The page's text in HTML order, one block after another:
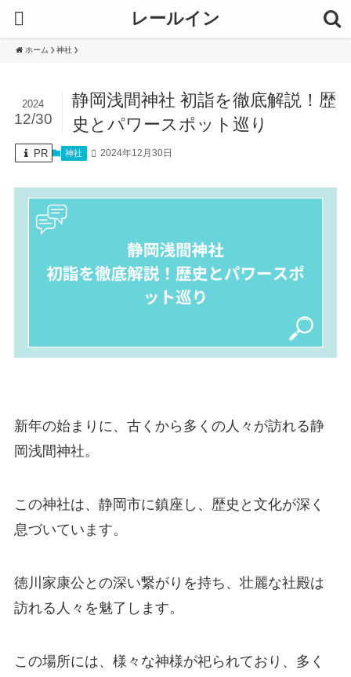
レールイン
ホーム 神社
静岡浅間神社 初詣を徹底解説！歴
史とパワースポット巡り
2024
12/30
PR 神社 2024年12月30日
新年の始まりに、古くから多くの人々が訪れる静
岡浅間神社。
この神社は、静岡市に鎮座し、歴史と文化が深く
息づいています。
徳川家康公との深い繋がりを持ち、壮麗な社殿は
訪れる人々を魅了します。
この場所には、様々な神様が祀られており、多く